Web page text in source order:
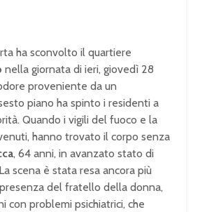
ha sconvolto il quartiere
nella giornata di ieri, giovedì 28
proveniente da un
piano ha spinto i residenti a
Quando i vigili del fuoco e la
hanno trovato il corpo senza
, 64 anni, in avanzato stato di
scena è stata resa ancora più
del fratello della donna,
con problemi psichiatrici, che